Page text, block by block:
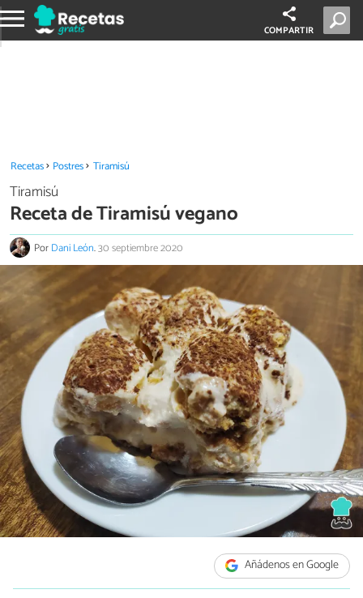
COMPARTIR
Recetas Postres Tiramisú
Tiramisú
Receta de Tiramisú vegano
PorDani León.30 septiembre 2020
Añádenos en Google